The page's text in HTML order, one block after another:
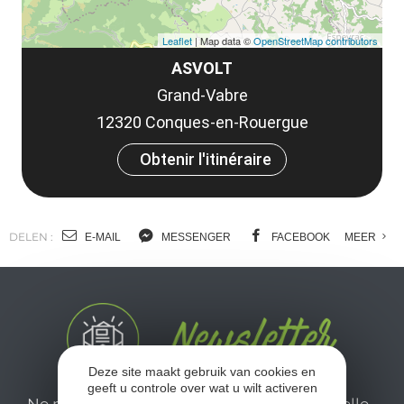
ASVOLT
Grand-Vabre
12320 Conques-en-Rouergue
Obtenir l'itinéraire
Leaflet | Map data ©OpenStreetMap contributors
DELEN : E-MAIL MESSENGER FACEBOOK MEER
Deze site maakt gebruik van cookies en
geeft u controle over wat u wilt activeren